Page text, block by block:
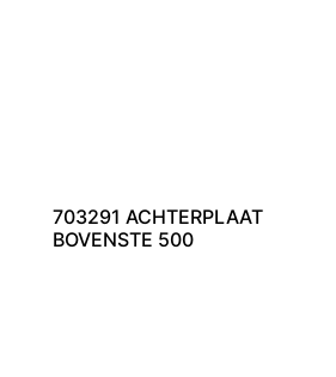
703291 ACHTERPLAAT
BOVENSTE 500